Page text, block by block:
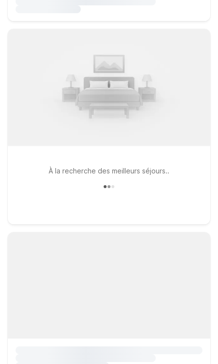
À la recherche des meilleurs séjours..